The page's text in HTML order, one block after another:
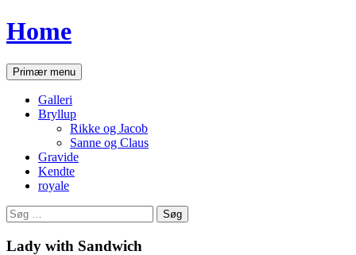
Home
SøgPrimær menu Hop
til
Galleri
Bryllup
Rikke og Jacob
Sanne og Claus
Gravide
Kendte
royale
Søg
efter:
Lady with Sandwich